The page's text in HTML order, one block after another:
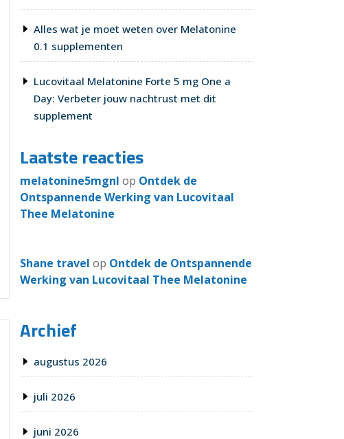
Alles wat je moet weten over Melatonine
0.1 supplementen
Lucovitaal Melatonine Forte 5 mg One a
Day: Verbeter jouw nachtrust met dit
supplement
Laatste reacties
melatonine5mgnl op Ontdek de
Ontspannende Werking van Lucovitaal
Thee Melatonine
Shane travel op Ontdek de Ontspannende
Werking van Lucovitaal Thee Melatonine
Archief
augustus 2026
juli 2026
juni 2026